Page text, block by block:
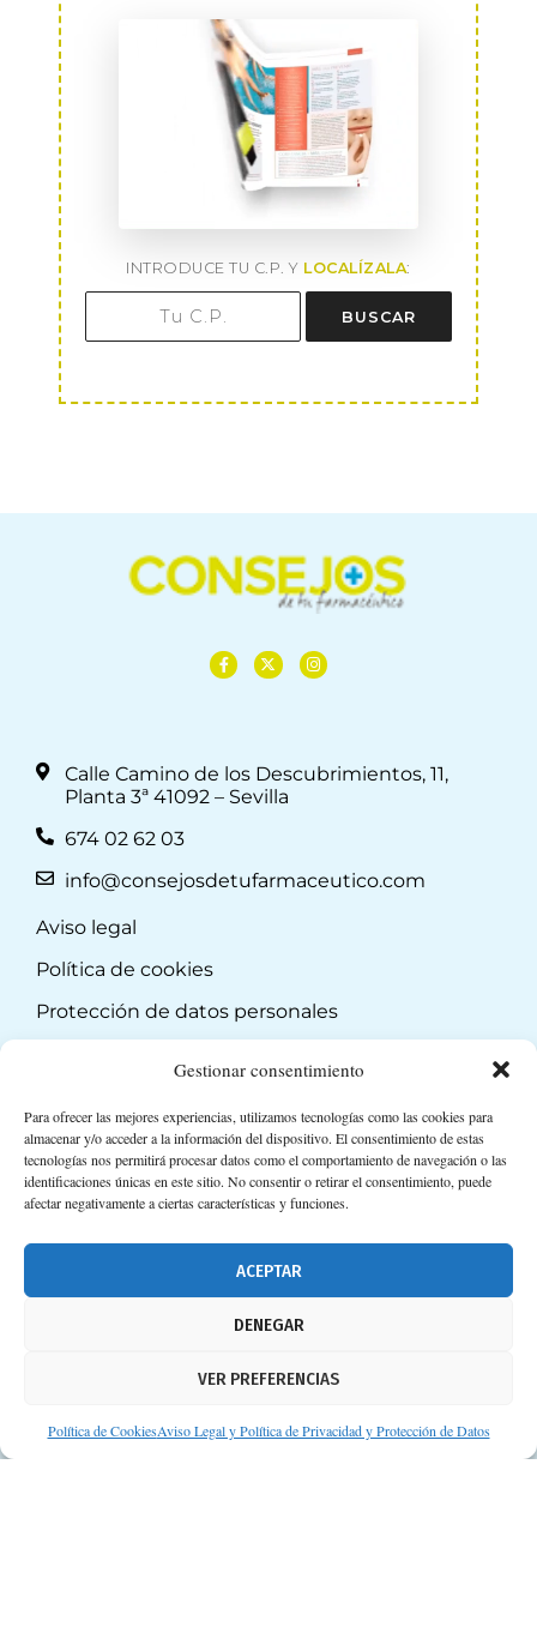
Gestionar consentimiento
Para ofrecer las mejores experiencias, utilizamos tecnologías como las cookies para
almacenar y/o acceder a la información del dispositivo. El consentimiento de estas
tecnologías nos permitirá procesar datos como el comportamiento de navegación o las
identificaciones únicas en este sitio. No consentir o retirar el consentimiento, puede
afectar negativamente a ciertas características y funciones.
ACEPTAR
DENEGAR
VER PREFERENCIAS
Política de CookiesAviso Legal y Política de Privacidad y Protección de Datos
INTRODUCE TU C.P. Y LOCALÍZALA:
BUSCAR
Calle Camino de los Descubrimientos, 11,
Planta 3ª 41092 – Sevilla
674 02 62 03
info@consejosdetufarmaceutico.com
Aviso legal
Política de cookies
Protección de datos personales